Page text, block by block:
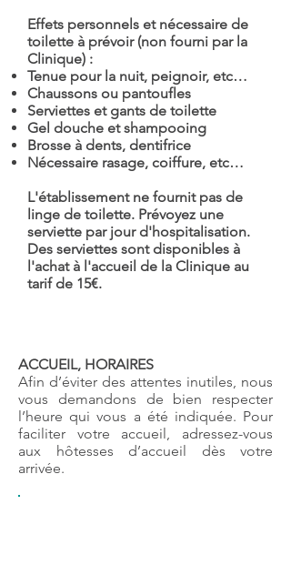
Effets personnels et nécessaire de
toilette à prévoir (non fourni par la
Clinique) :
Tenue pour la nuit, peignoir, etc…
Chaussons ou pantoufles
Serviettes et gants de toilette
Gel douche et shampooing
Brosse à dents, dentifrice
Nécessaire rasage, coiffure, etc…
L'établissement ne fournit pas de
linge de toilette. Prévoyez une
serviette par jour d'hospitalisation.
Des serviettes sont disponibles à
l'achat à l'accueil de la Clinique au
tarif de 15€.
ACCUEIL, HORAIRES
Afin d’éviter des attentes inutiles, nous
vous demandons de bien respecter
l’heure qui vous a été indiquée. Pour
faciliter votre accueil, adressez-vous
aux hôtesses d’accueil dès votre
arrivée.